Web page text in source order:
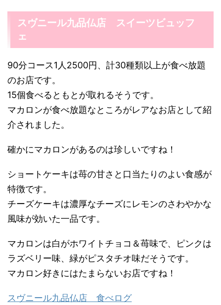
スヴニール九品仏店 スイーツビュッフ
ェ
90分コース1人2500円、計30種類以上が食べ放題
のお店です。
15個食べるともとが取れるそうです。
マカロンが食べ放題なところがレアなお店として紹
介されました。
確かにマカロンがあるのは珍しいですね！
ショートケーキは苺の甘さと口当たりのよい食感が
特徴です。
チーズケーキは濃厚なチーズにレモンのさわやかな
風味が効いた一品です。
マカロンは白がホワイトチョコ＆苺味で、ピンクは
ラズベリー味、緑がピスタチオ味だそうです。
マカロン好きにはたまらないお店ですね！
スヴニール九品仏店 食べログ